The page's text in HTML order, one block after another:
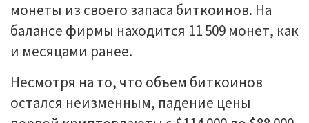
монеты из своего запаса биткоинов. На
балансе фирмы находится 11 509 монет, как
и месяцами ранее.
Несмотря на то, что объем биткоинов
остался неизменным, падение цены